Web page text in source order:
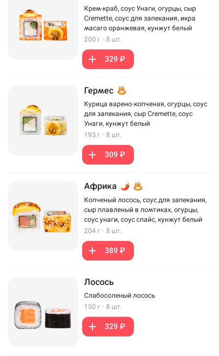
Крем-краб, соус Унаги, огурцы, сыр
Cremette, соус для запекания, икра
масаго оранжевая, кунжут белый
200 г · 8 шт.
329 ₽
Гермес
Курица варено-копченая, огурцы, соус
для запекания, сыр Cremette, соус
Унаги, кунжут белый
193 г · 8 шт.
309 ₽
Африка
Копченый лосось, соус для запекания,
сыр плавленый в ломтиках, огурцы,
соус унаги, соус спайс, кунжут белый
204 г · 8 шт.
389 ₽
Лосось
Слабосоленый лосось
150 г · 8 шт.
329 ₽